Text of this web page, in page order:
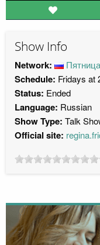
Show Info
Network: Пятница
Schedule: Fridays at
Status: Ended
Language: Russian
Show Type: Talk
Official site: